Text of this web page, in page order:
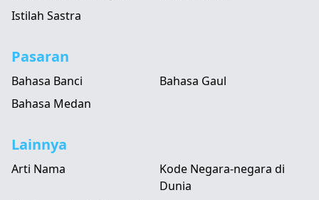
Istilah Sastra
Pasaran
Bahasa Banci
Bahasa Gaul
Bahasa Medan
Lainnya
Arti Nama
Kode Negara-negara di
Dunia